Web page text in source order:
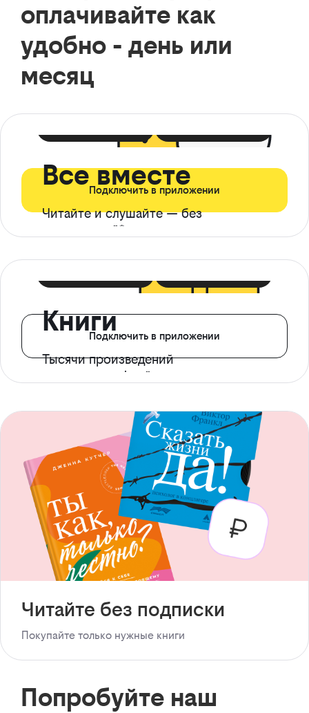
оплачивайте как
удобно - день или
месяц
Все вместе
Читайте и слушайте — без
ограничений*
Подключить в приложении
Книги
Тысячи произведений
с доступом офлайн
Подключить в приложении
Читайте без подписки
Покупайте только нужные книги
Попробуйте наш